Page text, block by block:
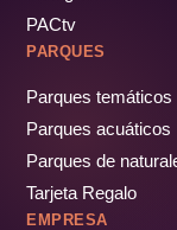
PACtv
PARQUES
Parques temáticos
Parques acuáticos
Parques de
Tarjeta Regalo
EMPRESA